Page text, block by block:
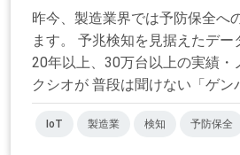
昨今、製造業界では予防保全へ
ます。 予兆検知を見据えたデ
20年以上、30万台以上の実績・
クシオが 普段は聞けない「ゲン
IoT 製造業 検知 予防保全